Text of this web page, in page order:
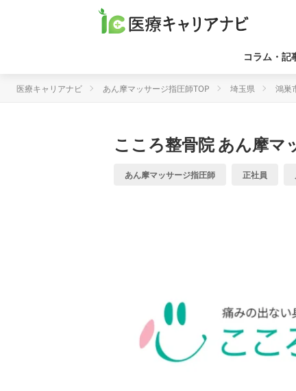
コラム・記
医療キャリアナビ あん摩マッサージ指圧師TOP 埼玉県 鴻巣
こころ整骨院あん摩マ
あん摩マッサージ指圧師 正社員